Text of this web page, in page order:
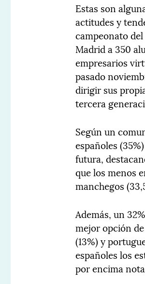
Estas son
actitudes y
campeonato
Madrid a 350
empresarios
pasado
dirigir sus
tercera
Según un
españoles
futura,
que los menos
manchegos
Además, un
mejor opción
(13%) y
españoles los
por encima